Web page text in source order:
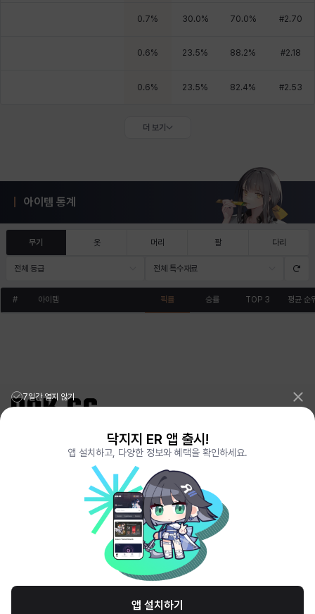
0.7% 30.0% 70.0% #2.70
0.6% 23.5% 88.2% #2.18
0.6% 23.5% 82.4% #2.53
더 보기
아이템 통계
무기 옷 머리 팔 다리
전체 등급 전체 특수재료
# 아이템 픽률 승률 TOP 3 평균 순
리그오브레전드 전적검색 포로지지PORO.GG
전략적팀전투 TFT 전적검색 롤체지지 LOLCHESS.GG
메이플스토리 종합통계MAPLE.GG
VALORANT.DAK.GG
배틀그라운드 전적검색PUBG.DAK.GG
이터널 리턴 전적검색ER.DAK.GG
GENSHIN.DAK.GG
DEADLOCK.DAK.GG
서비스 이용 약관 개인정보 취급방침 제휴 문의 고객센터 채용
© All Rights Reserved. Hosted by PlayXP Inc. Eternal Return and all related
7일간 열지 않기
닥지지 ER 앱 출시!
앱 설치하고, 다양한 정보와 혜택을 확인하세요.
앱 설치하기